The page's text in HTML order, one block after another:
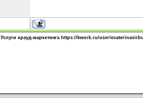
Услуги крауд-маркетинга https://kwork.ru/user/